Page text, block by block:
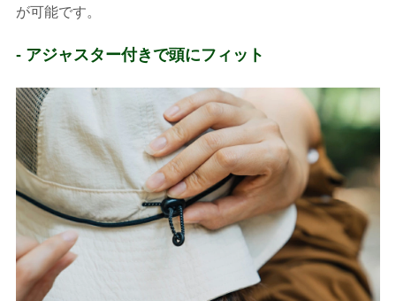
が可能です。
- アジャスター付きで頭にフィット